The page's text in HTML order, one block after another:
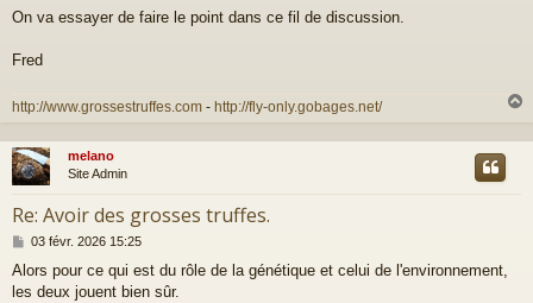
On va essayer de faire le point dans ce fil de discussion.
Fred
http://www.grossestruffes.com - http://fly-only.gobages.net/
u
melano
Site Admin
Re: Avoir des grosses truffes.
M
s
s
03 févr. 2026 15:25
Alors pour ce qui est du rôle de la génétique et celui de l'environnement,
les deux jouent bien sûr.